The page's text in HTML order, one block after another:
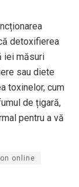
detoxifierea
iei măsuri
sau diete
toxinelor, cum
de țigară,
pentru a vă
online